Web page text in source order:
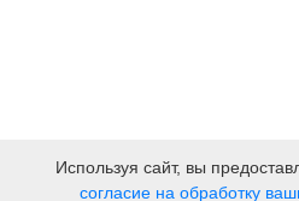
Используя сайт, вы
согласие на обработку